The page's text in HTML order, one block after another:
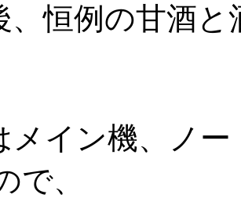
、恒例の甘酒
メイン機、ノ
で、